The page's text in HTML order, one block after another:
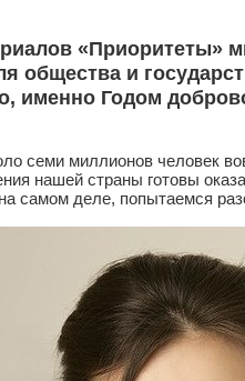
«Приоритеты»
общества и
именно Годом
семи миллионов человек
нашей страны готовы
самом деле, попытаемся